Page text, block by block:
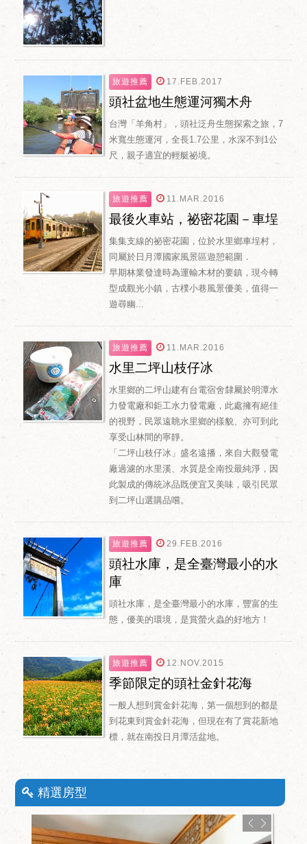
旅遊推薦 17.FEB.2017
頭社盆地生態運河獨木舟
台灣「羊角村」，頭社泛舟生態探索之旅，7
米寬生態運河，全長1.7公里，水深不到1公
尺，親子適宜的輕艇祕境。
旅遊推薦 11.MAR.2016
最後火車站，祕密花園－車埕
集集支線的祕密花園，位於水里鄉車埕村，
同屬於日月潭國家風景區遊憩範圍．
早期林業發達時為運輸木材的要鎮，現今轉
型成觀光小鎮，古樸小巷風景優美，值得一
遊尋幽...
旅遊推薦 11.MAR.2016
水里二坪山枝仔冰
水里鄉的二坪山建有台電宿舍隸屬於明潭水
力發電廠和鉅工水力發電廠，此處擁有絕佳
的視野，民眾遠眺水里鄉的樣貌、亦可到此
享受山林間的寧靜。
「二坪山枝仔冰」盛名遠播，來自大觀發電
廠過濾的水里溪、水質是全南投最純淨，因
此製成的傳統冰品既便宜又美味，吸引民眾
到二坪山選購品嚐。
旅遊推薦 29.FEB.2016
頭社水庫，是全臺灣最小的水
庫
頭社水庫，是全臺灣最小的水庫，豐富的生
態，優美的環境，是賞螢火蟲的好地方！
旅遊推薦 12.NOV.2015
季節限定的頭社金針花海
一般人想到賞金針花海，第一個想到的都是
到花東到賞金針花海，但現在有了賞花新地
標，就在南投日月潭活盆地。
精選房型